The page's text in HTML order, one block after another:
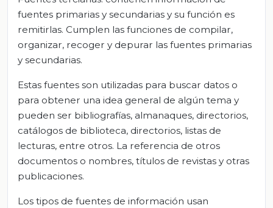
fuentes primarias y secundarias y su función es
remitirlas. Cumplen las funciones de compilar,
organizar, recoger y depurar las fuentes primarias
y secundarias.
Estas fuentes son utilizadas para buscar datos o
para obtener una idea general de algún tema y
pueden ser bibliografías, almanaques, directorios,
catálogos de biblioteca, directorios, listas de
lecturas, entre otros. La referencia de otros
documentos o nombres, títulos de revistas y otras
publicaciones.
Los tipos de fuentes de información usan